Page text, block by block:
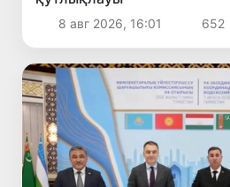
8 авг 2026, 16:01 652